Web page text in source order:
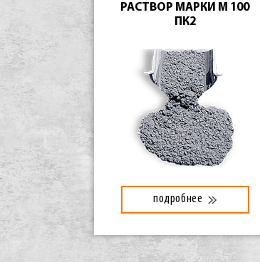
РАСТВОР МАРКИ М 100
ПК2
подробнее